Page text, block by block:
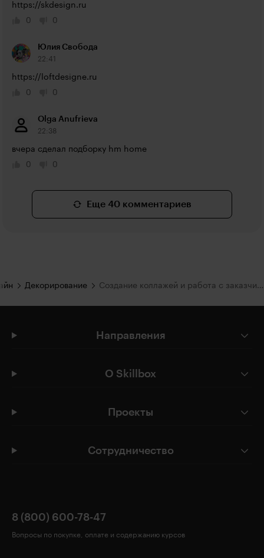
https://skdesign.ru
0
0
Юлия Свобода
22:41
https://loftdesigne.ru
0
0
Olga Anufrieva
22:38
вчера сделал подборку hm home
0
0
Еще 40 комментариев
Декорирование Создание коллажей и работа с заказчиком
Направления
О Skillbox
Проекты
Сотрудничество
8 (800) 600-78-47
Вопросы по покупке, оплате и содержанию курсов